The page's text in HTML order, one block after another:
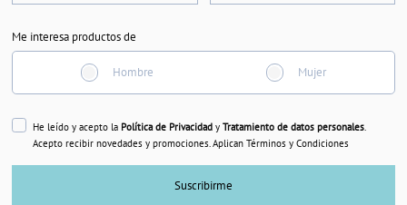
Me interesa productos de
Hombre Mujer
He leído y acepto la Política de Privacidady Tratamiento de datos personales.
Acepto recibir novedades y promociones. Aplican Términos y Condiciones
Suscribirme